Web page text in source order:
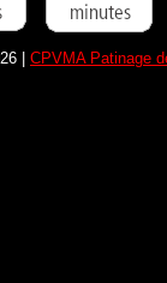
| CPVMA Patinage